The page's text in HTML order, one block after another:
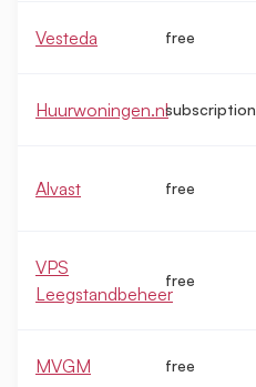
Vesteda free
Huurwoningen.nlsubscription
Alvast free
VPS
Leegstandbeheer
free
MVGM free